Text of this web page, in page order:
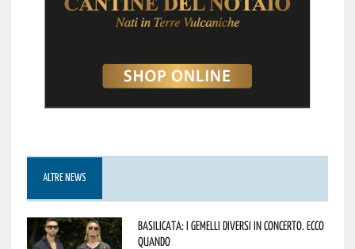
ALTRE NEWS
Basilicata: i Gemelli DiVersi in concerto. Ecco
quando